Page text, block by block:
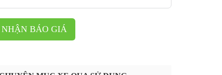
NHẬN BÁO GIÁ